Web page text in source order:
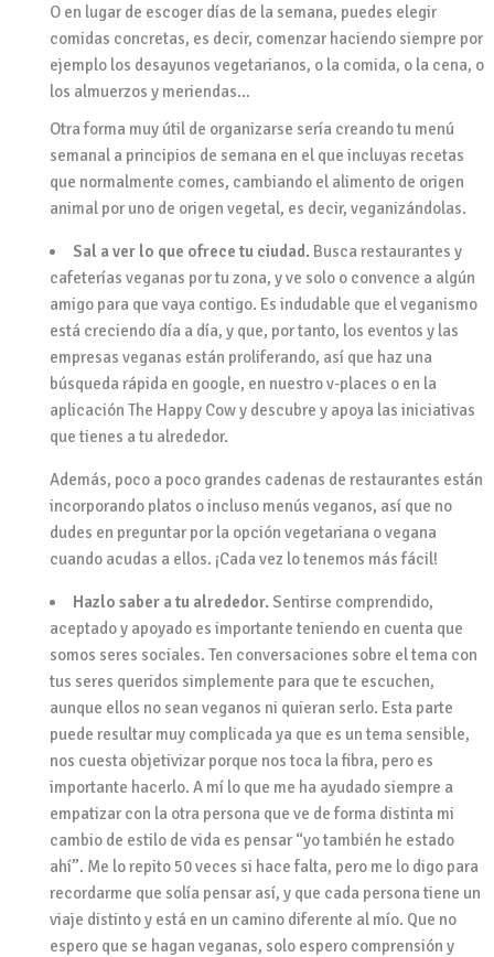
O en lugar de escoger días de la semana, puedes elegir
comidas concretas, es decir, comenzar haciendo siempre por
ejemplo los desayunos vegetarianos, o la comida, o la cena, o
los almuerzos y meriendas…
Otra forma muy útil de organizarse sería creando tu menú
semanal a principios de semana en el que incluyas recetas
que normalmente comes, cambiando el alimento de origen
animal por uno de origen vegetal, es decir, veganizándolas.
Sal a ver lo que ofrece tu ciudad.Busca restaurantes y
cafeterías veganas por tu zona, y ve solo o convence a algún
amigo para que vaya contigo. Es indudable que el veganismo
está creciendo día a día, y que, por tanto, los eventos y las
empresas veganas están proliferando, así que haz una
búsqueda rápida en google, en nuestro v-places o en la
aplicación The Happy Cow y descubre y apoya las iniciativas
que tienes a tu alrededor.
Además, poco a poco grandes cadenas de restaurantes están
incorporando platos o incluso menús veganos, así que no
dudes en preguntar por la opción vegetariana o vegana
cuando acudas a ellos. ¡Cada vez lo tenemos más fácil!
Hazlo saber a tu alrededor.Sentirse comprendido,
aceptado y apoyado es importante teniendo en cuenta que
somos seres sociales. Ten conversaciones sobre el tema con
tus seres queridos simplemente para que te escuchen,
aunque ellos no sean veganos ni quieran serlo. Esta parte
puede resultar muy complicada ya que es un tema sensible,
nos cuesta objetivizar porque nos toca la fibra, pero es
importante hacerlo. A mí lo que me ha ayudado siempre a
empatizar con la otra persona que ve de forma distinta mi
cambio de estilo de vida es pensar “yo también he estado
ahí”. Me lo repito 50 veces si hace falta, pero me lo digo para
recordarme que solía pensar así, y que cada persona tiene un
viaje distinto y está en un camino diferente al mío. Que no
espero que se hagan veganas, solo espero comprensión y